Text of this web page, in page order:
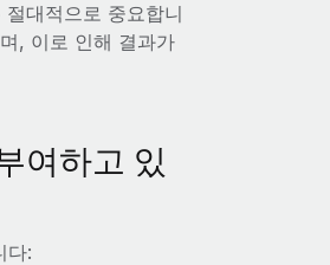
대적으로 중요합니
, 이로 인해 결과가
여하고 있
다: